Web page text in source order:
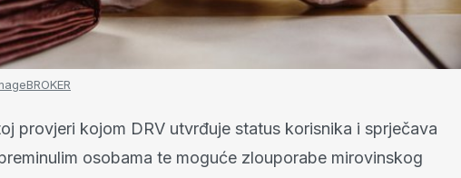
provjeri kojom DRV utvrđuje status korisnika i sprječava
osobama te moguće zlouporabe mirovinskog